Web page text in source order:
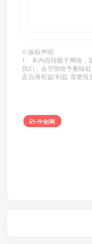
© 版权声明
1、本内容转载于网络，
我们，会尽快给予删除
及自身权益/利益 需要
中创网